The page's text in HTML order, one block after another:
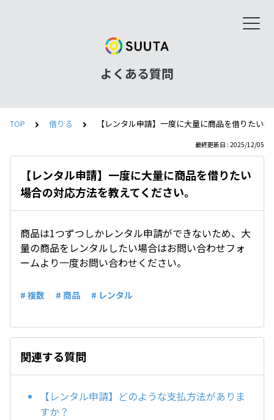
よくある質問
TOP 借りる 【レンタル申請】一度に大量に商品を借りたい
最終更新日 : 2025/12/05
【レンタル申請】一度に大量に商品を借りたい
場合の対応方法を教えてください。
商品は1つずつしかレンタル申請ができないため、大
量の商品をレンタルしたい場合はお問い合わせフォ
ームより一度お問い合わせください。
# 複数 # 商品 # レンタル
関連する質問
【レンタル申請】どのような支払方法がありま
すか？